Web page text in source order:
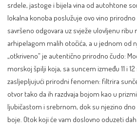
srdele, jastoge i bijela vina od autohtone
lokalna konoba poslužuje ovo vino
savršeno odgovara uz svježe ulovljenu ribu
arhipelagom malih otočića, a u jednom od
„otkriveno” je autentično prirodno čudo:
morskoj špilji koja, sa suncem između 11 i
zasljepljujući prirodni fenomen: filtrira
otvor tako da ih razdvaja bojom kao u
ljubičastom i srebrnom, dok su njezino dno
boje. Otok koji će vam doslovno oduzeti